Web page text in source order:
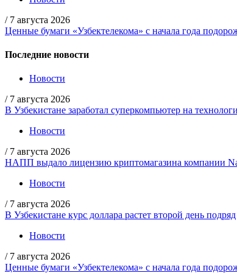
/ 7 августа 2026
Ценные бумаги «Узбектелекома» с начала года
Последние новости
Новости
/ 7 августа 2026
В Узбекистане заработал суперкомпьютер на
Новости
/ 7 августа 2026
НАПП выдало лицензию криптомагазина компании
Новости
/ 7 августа 2026
В Узбекистане курс доллара растет второй день подряд
Новости
/ 7 августа 2026
Ценные бумаги «Узбектелекома» с начала года